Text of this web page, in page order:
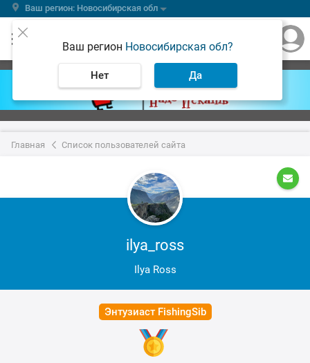
Ваш регион: Новосибирская обл
Ваш регион Новосибирская обл?
Нет Да
Главная Список пользователей сайта
ilya_ross
Ilya Ross
Энтузиаст FishingSib